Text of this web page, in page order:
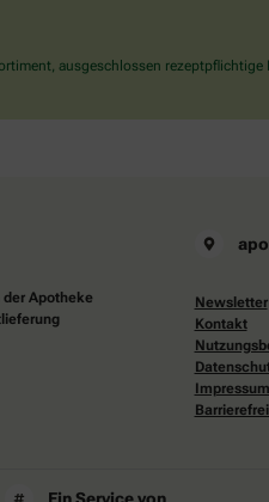
ausgeschlossen rezeptpflichtige
Apotheke
Newsletter
Kontakt
Impressum